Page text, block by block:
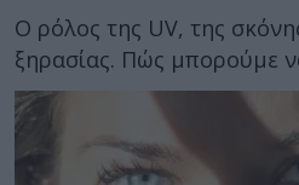
Ο ρόλος της UV, της
ξηρασίας. Πώς μπορούμε